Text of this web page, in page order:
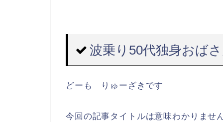
波乗り50代独身おば
どーも りゅーざきです
今回の記事タイトルは意味わかりませ